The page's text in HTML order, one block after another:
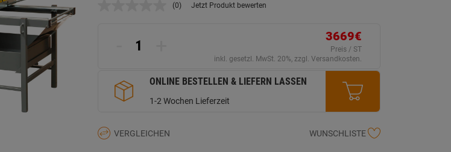
Kein
(0) Jetzt Produkt bewerten
3669€
Preis / ST
inkl. gesetzl. MwSt. 20%, zzgl. Versandkosten.
ONLINE BESTELLEN & LIEFERN LASSEN
1-2 Wochen Lieferzeit
VERGLEICHEN WUNSCHLISTE